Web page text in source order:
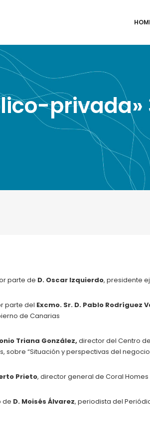
privada»
parte de D. Oscar Izquierdo, presidente
parte del Excmo. Sr. D. Pablo Rodríguez
de Canarias
Triana González,director del Centro
sobre “Situación y perspectivas del
Prieto, director general de Coral Homes
de D. Moisés Álvarez, periodista del